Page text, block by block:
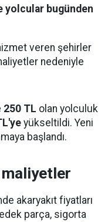
yolcular bugünden
veren şehirler
nedeniyle
250 TL olan yolculuk
yükseltildi. Yeni
başlandı.
akaryakıt fiyatları
parça, sigorta